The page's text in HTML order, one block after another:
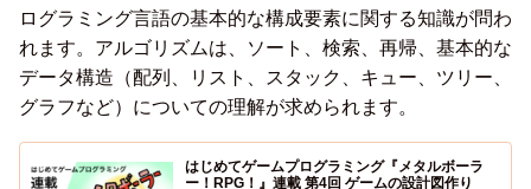
ログラミング言語の基本的な構成要素に関する知識が問わ
れます。アルゴリズムは、ソート、検索、再帰、基本的な
データ構造（配列、リスト、スタック、キュー、ツリー、
グラフなど）についての理解が求められます。
はじめてゲームプログラミング『メタルボーラ
ー！RPG！』連載 第4回 ゲームの設計図作り